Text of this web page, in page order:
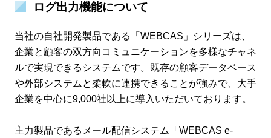
ログ出力機能について
当社の自社開発製品である「WEBCAS」シリーズは、
企業と顧客の双方向コミュニケーションを多様なチャネ
ルで実現できるシステムです。既存の顧客データベース
や外部システムと柔軟に連携できることが強みで、大手
企業を中心に9,000社以上に導入いただいております。
主力製品であるメール配信システム「WEBCAS e-